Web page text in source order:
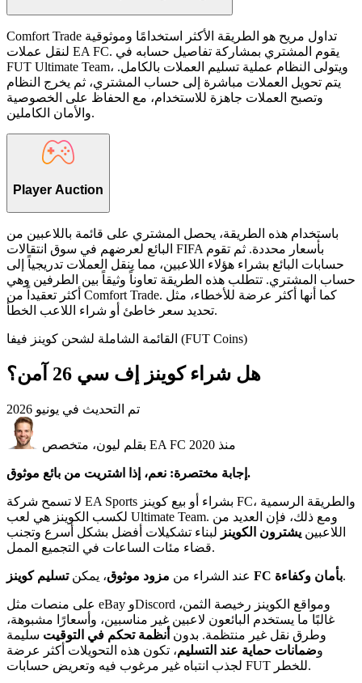
Comfort Trade تداول مريح هو الطريقة الأكثر استخدامًا وموثوقية
لنقل عملات EA FC. يقوم المشتري بمشاركة تفاصيل حسابه في
FUT Ultimate Team، ويتولى النظام عملية تسليم العملات بالكامل.
يتم تحويل العملات مباشرة إلى حساب المشتري، ثم يخرج النظام
وتصبح العملات جاهزة للاستخدام، مع الحفاظ على الخصوصية
والأمان الكاملين.
Player Auction
باستخدام هذه الطريقة، يحصل المشتري على قائمة باللاعبين من
البائع لعرضهم في سوق انتقالات FIFA بأسعار محددة. ثم تقوم
حسابات البائع بشراء هؤلاء اللاعبين، مما ينقل العملات تدريجياً إلى
حساب المشتري. تتطلب هذه الطريقة تعاوناً وثيقاً بين الطرفين وهي
أكثر تعقيداً من Comfort Trade. كما أنها أكثر عرضة للأخطاء، مثل
تحديد سعر خاطئ أو شراء اللاعب الخطأ.
القائمة الشاملة لشحن كوينز فيفا (FUT Coins)
هل شراء كوينز إف سي 26 آمن؟
تم التحديث في يونيو 2026
بقلم ليون، متخصص EA FC منذ 2020
إجابة مختصرة: نعم، إذا اشتريت من بائع موثوق.
لا تسمح شركة EA Sports بشراء أو بيع كوينز FC، والطريقة الرسمية
لكسب الكوينز هي لعب Ultimate Team. ومع ذلك، فإن العديد من
اللاعبين يشترون الكوينز لبناء تشكيلات أفضل بشكل أسرع وتجنب
قضاء مئات الساعات في التجميع الممل.
عند الشراء من مزود موثوق، يمكن تسليم كوينز FC بأمان وكفاءة.
على منصات مثل eBay وDiscord ومواقع الكوينز رخيصة الثمن،
غالبًا ما يستخدم البائعون لاعبين غير مناسبين، وأسعارًا مشبوهة،
وطرق نقل غير منتظمة. بدون أنظمة تحكم في التوقيت سليمة
وضمانات حماية عند التسليم، تكون هذه التحويلات أكثر عرضة
لجذب انتباه غير مرغوب فيه وتعريض حسابات FUT للخطر.